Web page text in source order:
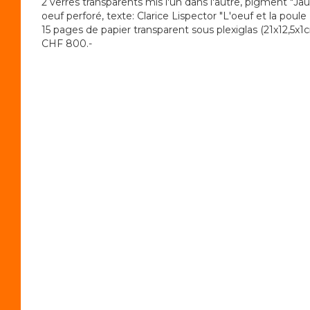
oeuf perforé, texte: Clarice Lispector "L'oeuf et la poule
15 pages de papier transparent sous plexiglas
CHF 800.-